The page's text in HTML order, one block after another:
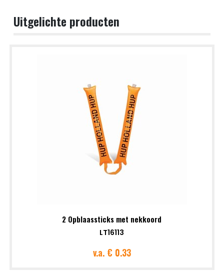
Uitgelichte producten
2 Opblaassticks met nekkoord
LT16113
v.a.€ 0.33